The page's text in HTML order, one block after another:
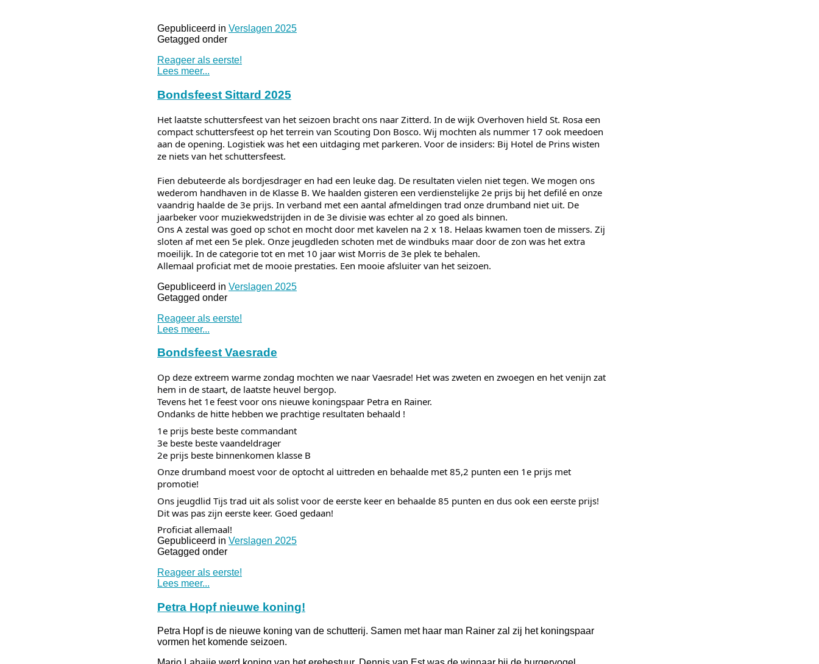
Gepubliceerd in Verslagen 2025
Getagged onder
Reageer als eerste!
Lees meer...
Bondsfeest Sittard 2025
Het laatste schuttersfeest van het seizoen bracht ons naar Zitterd. In de wijk Overhoven hield St. Rosa een
compact schuttersfeest op het terrein van Scouting Don Bosco. Wij mochten als nummer 17 ook meedoen
aan de opening. Logistiek was het een uitdaging met parkeren. Voor de insiders: Bij Hotel de Prins wisten
ze niets van het schuttersfeest.
Fien debuteerde als bordjesdrager en had een leuke dag. De resultaten vielen niet tegen. We mogen ons
wederom handhaven in de Klasse B. We haalden gisteren een verdienstelijke 2e prijs bij het defilé en onze
vaandrig haalde de 3e prijs. In verband met een aantal afmeldingen trad onze drumband niet uit. De
jaarbeker voor muziekwedstrijden in de 3e divisie was echter al zo goed als binnen.
Ons A zestal was goed op schot en mocht door met kavelen na 2 x 18. Helaas kwamen toen de missers. Zij
sloten af met een 5e plek. Onze jeugdleden schoten met de windbuks maar door de zon was het extra
moeilijk. In de categorie tot en met 10 jaar wist Morris de 3e plek te behalen.
Allemaal proficiat met de mooie prestaties. Een mooie afsluiter van het seizoen.
Gepubliceerd in Verslagen 2025
Getagged onder
Reageer als eerste!
Lees meer...
Bondsfeest Vaesrade
Op deze extreem warme zondag mochten we naar Vaesrade! Het was zweten en zwoegen en het venijn zat
hem in de staart, de laatste heuvel bergop.
Tevens het 1e feest voor ons nieuwe koningspaar Petra en Rainer.
Ondanks de hitte hebben we prachtige resultaten behaald !
1e prijs beste beste commandant
3e beste beste vaandeldrager
2e prijs beste binnenkomen klasse B
Onze drumband moest voor de optocht al uittreden en behaalde met 85,2 punten een 1e prijs met
promotie!
Ons jeugdlid Tijs trad uit als solist voor de eerste keer en behaalde 85 punten en dus ook een eerste prijs!
Dit was pas zijn eerste keer. Goed gedaan!
Proficiat allemaal!
Gepubliceerd in Verslagen 2025
Getagged onder
Reageer als eerste!
Lees meer...
Petra Hopf nieuwe koning!
Petra Hopf is de nieuwe koning van de schutterij. Samen met haar man Rainer zal zij het koningspaar
vormen het komende seizoen.